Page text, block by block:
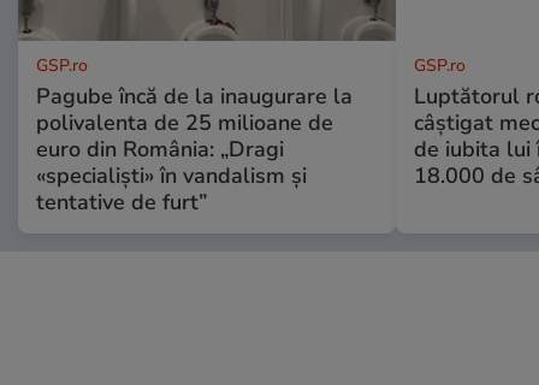
GSP.ro
Pagube încă de la inaugurare la
polivalenta de 25 milioane de
euro din România: „Dragi
«specialiști» în vandalism și
tentative de furt”
GSP.ro
Luptătorul
câștigat
de iubita lui
18.000 de